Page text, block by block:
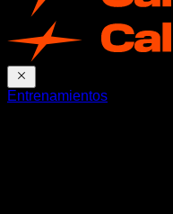
Entrenamientos